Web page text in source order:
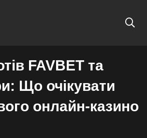
FAVBET та
Що очікувати
онлайн-казино